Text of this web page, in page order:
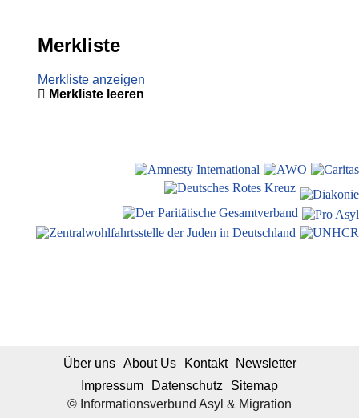
Merkliste
Merkliste anzeigen
Merkliste leeren
© Informationsverbund Asyl & Migration
Über uns About Us Kontakt
Newsletter
Impressum
Datenschutz Sitemap